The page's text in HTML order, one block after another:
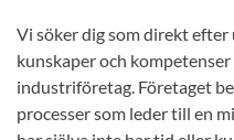
Vi söker dig som direkt
kunskaper och
industriföretag. Företaget
processer som leder till en